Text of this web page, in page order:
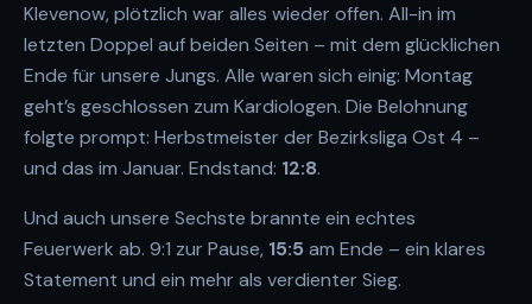
Klevenow, plötzlich war alles wieder offen. All-in im
letzten Doppel auf beiden Seiten – mit dem glücklichen
Ende für unsere Jungs. Alle waren sich einig: Montag
geht’s geschlossen zum Kardiologen. Die Belohnung
folgte prompt: Herbstmeister der Bezirksliga Ost 4 –
und das im Januar. Endstand: 12:8.
Und auch unsere Sechste brannte ein echtes
Feuerwerk ab. 9:1 zur Pause, 15:5 am Ende – ein klares
Statement und ein mehr als verdienter Sieg.